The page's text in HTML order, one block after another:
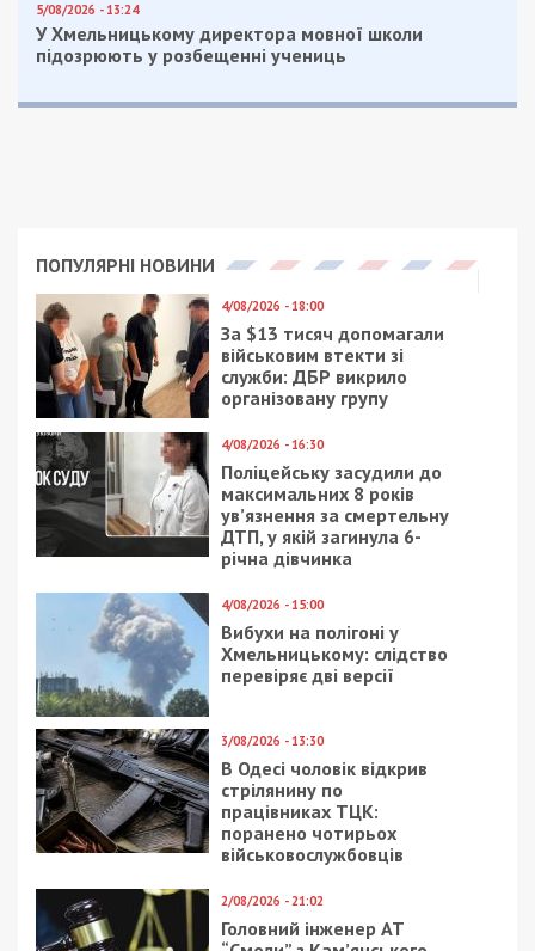
5/08/2026 - 13:24
У Хмельницькому директора мовної школи
підозрюють у розбещенні учениць
ПОПУЛЯРНІ НОВИНИ
4/08/2026 - 18:00
За $13 тисяч допомагали
військовим втекти зі
служби: ДБР викрило
організовану групу
4/08/2026 - 16:30
Поліцейську засудили до
максимальних 8 років
ув’язнення за смертельну
ДТП, у якій загинула 6-
річна дівчинка
4/08/2026 - 15:00
Вибухи на полігоні у
Хмельницькому: слідство
перевіряє дві версії
3/08/2026 - 13:30
В Одесі чоловік відкрив
стрілянину по
працівниках ТЦК:
поранено чотирьох
військовослужбовців
2/08/2026 - 21:02
Головний інженер АТ